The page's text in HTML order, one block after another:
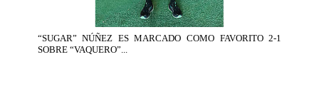
“SUGAR” NÚÑEZ ES MARCADO COMO FAVORITO 2-1
SOBRE “VAQUERO”...